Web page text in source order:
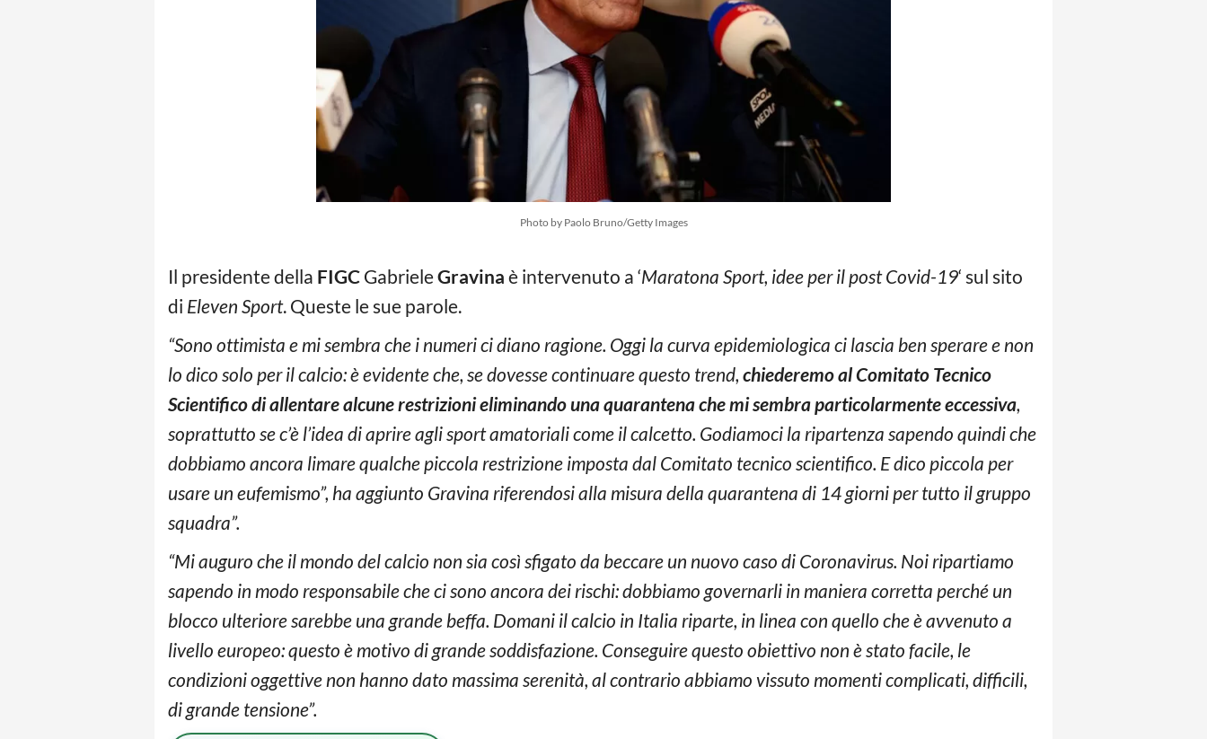
Photo by Paolo Bruno/Getty Images
Il presidente della FIGC GabrieleGravina è intervenuto a ‘Maratona Sport, idee per il post Covid-19‘ sul sito
di Eleven Sport. Queste le sue parole.
“Sono ottimista e mi sembra che i numeri ci diano ragione. Oggi la curva epidemiologica ci lascia ben sperare e non
lo dico solo per il calcio: è evidente che, se dovesse continuare questo trend, chiederemo al Comitato Tecnico
Scientifico di allentare alcune restrizioni eliminando una quarantena che mi sembra particolarmente eccessiva,
soprattutto se c’è l’idea di aprire agli sport amatoriali come il calcetto. Godiamoci la ripartenza sapendo quindi che
dobbiamo ancora limare qualche piccola restrizione imposta dal Comitato tecnico scientifico. E dico piccola per
usare un eufemismo”, ha aggiunto Gravina riferendosi alla misura della quarantena di 14 giorni per tutto il gruppo
squadra”.
“Mi auguro che il mondo del calcio non sia così sfigato da beccare un nuovo caso di Coronavirus. Noi ripartiamo
sapendo in modo responsabile che ci sono ancora dei rischi: dobbiamo governarli in maniera corretta perché un
blocco ulteriore sarebbe una grande beffa. Domani il calcio in Italia riparte, in linea con quello che è avvenuto a
livello europeo: questo è motivo di grande soddisfazione. Conseguire questo obiettivo non è stato facile, le
condizioni oggettive non hanno dato massima serenità, al contrario abbiamo vissuto momenti complicati, difficili,
di grande tensione”.